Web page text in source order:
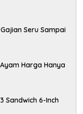
Seru Sampai
Harga Hanya
Sandwich 6-Inch